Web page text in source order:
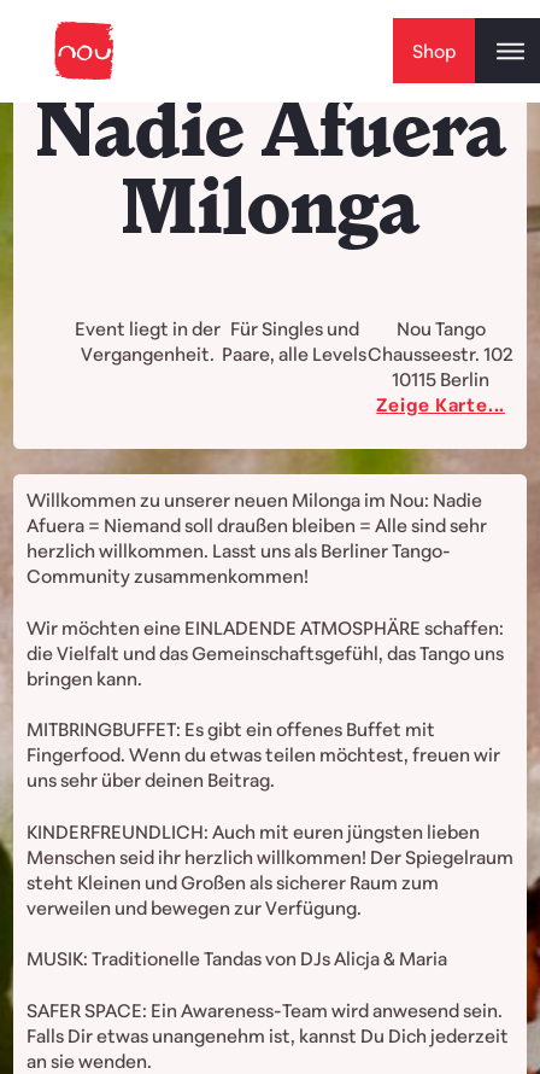
Shop
Nadie Afuera
Milonga
Event liegt in der
Vergangenheit.
Für Singles und
Paare, alle Levels
Nou Tango
Chausseestr. 102
10115 Berlin
Zeige Karte...
Willkommen zu unserer neuen Milonga im Nou: Nadie
Afuera = Niemand soll draußen bleiben = Alle sind sehr
herzlich willkommen. Lasst uns als Berliner Tango-
Community zusammenkommen!
Wir möchten eine EINLADENDE ATMOSPHÄRE schaffen:
die Vielfalt und das Gemeinschaftsgefühl, das Tango uns
bringen kann.
MITBRINGBUFFET: Es gibt ein offenes Buffet mit
Fingerfood. Wenn du etwas teilen möchtest, freuen wir
uns sehr über deinen Beitrag.
KINDERFREUNDLICH: Auch mit euren jüngsten lieben
Menschen seid ihr herzlich willkommen! Der Spiegelraum
steht Kleinen und Großen als sicherer Raum zum
verweilen und bewegen zur Verfügung.
MUSIK: Traditionelle Tandas von DJs Alicja & Maria
SAFER SPACE: Ein Awareness-Team wird anwesend sein.
Falls Dir etwas unangenehm ist, kannst Du Dich jederzeit
an sie wenden.